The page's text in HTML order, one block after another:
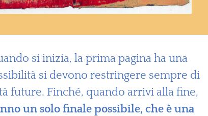
si inizia, la prima pagina ha una
si devono restringere sempre di
future. Finché, quando arrivi alla fine,
un solo finale possibile, che è una